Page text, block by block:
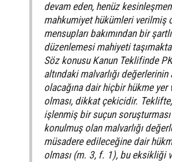
devam eden, henüz
mahkumiyet hükümleri verilmiş
mensupları bakımından bir
düzenlemesi mahiyeti
Söz konusu Kanun Teklifinde
altındaki malvarlığı değerlerinin
olacağına dair hiçbir hükme yer
olması, dikkat çekicidir.
işlenmiş bir suçun
konulmuş olan malvarlığı
müsadere edileceğine dair
olması (m. 3, f. 1), bu eksikliği